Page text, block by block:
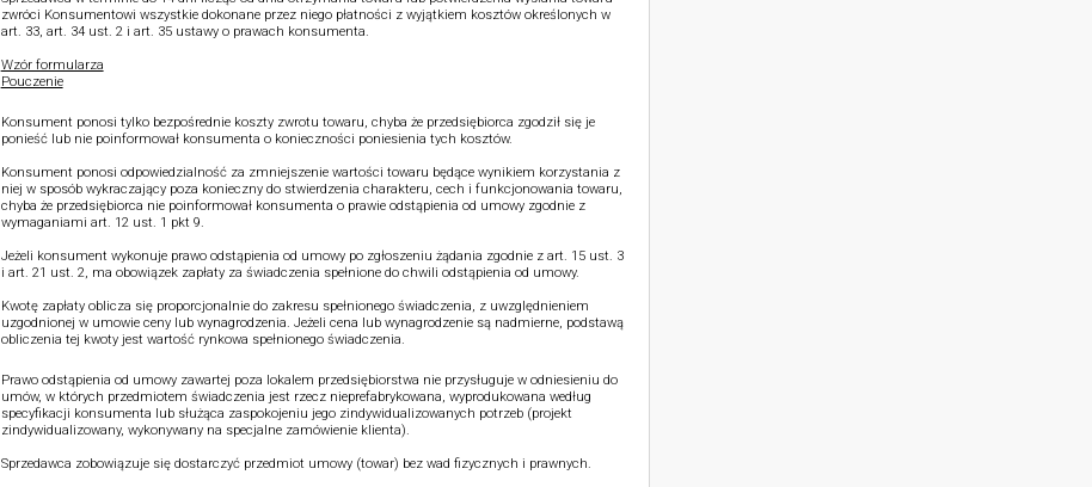
zwróci Konsumentowi wszystkie dokonane przez niego płatności z wyjątkiem kosztów określonych w
art. 33, art. 34 ust. 2 i art. 35 ustawy o prawach konsumenta.
Wzór formularza
Pouczenie
Konsument ponosi tylko bezpośrednie koszty zwrotu towaru, chyba że przedsiębiorca zgodził się je
ponieść lub nie poinformował konsumenta o konieczności poniesienia tych kosztów.
Konsument ponosi odpowiedzialność za zmniejszenie wartości towaru będące wynikiem korzystania z
niej w sposób wykraczający poza konieczny do stwierdzenia charakteru, cech i funkcjonowania towaru,
chyba że przedsiębiorca nie poinformował konsumenta o prawie odstąpienia od umowy zgodnie z
wymaganiami art. 12 ust. 1 pkt 9.
Jeżeli konsument wykonuje prawo odstąpienia od umowy po zgłoszeniu żądania zgodnie z art. 15 ust. 3
i art. 21 ust. 2, ma obowiązek zapłaty za świadczenia spełnione do chwili odstąpienia od umowy.
Kwotę zapłaty oblicza się proporcjonalnie do zakresu spełnionego świadczenia, z uwzględnieniem
uzgodnionej w umowie ceny lub wynagrodzenia. Jeżeli cena lub wynagrodzenie są nadmierne, podstawą
obliczenia tej kwoty jest wartość rynkowa spełnionego świadczenia.
Prawo odstąpienia od umowy zawartej poza lokalem przedsiębiorstwa nie przysługuje w odniesieniu do
umów, w których przedmiotem świadczenia jest rzecz nieprefabrykowana, wyprodukowana według
specyfikacji konsumenta lub służąca zaspokojeniu jego zindywidualizowanych potrzeb (projekt
zindywidualizowany, wykonywany na specjalne zamówienie klienta).
Sprzedawca zobowiązuje się dostarczyć przedmiot umowy (towar) bez wad fizycznych i prawnych.